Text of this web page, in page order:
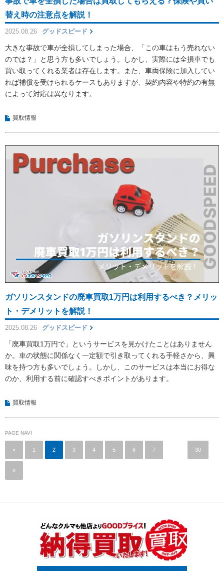
替え時の注意点を解説！
2025.08.26 グッドスピード
大きな事故で車が全損してしまった場合、「この車はもう売れない
のでは？」と思う方も多いでしょう。しかし、実際には全損車でも
買い取ってくれる業者は存在します。また、車両保険に加入してい
れば補償を受けられるケースもありますが、契約内容や特約の有無
によって対応は異なります。
買取情報
ガソリンスタンドの廃車買取1万円は利用するべき？メリッ
ト・デメリットを解説！
2025.08.26 グッドスピード
「廃車買取1万円で」というサービスを見かけたことはありません
か。車の状態に関係なく一定額で引き取ってくれる手軽さから、興
味を持つ方も多いでしょう。しかし、このサービスは本当にお得な
のか、利用する前に確認すべきポイントがあります。
買取情報
PAGE NAVI
« 1 2 3 4 5 6 7 30
»